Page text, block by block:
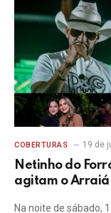
COBERTURAS 19 de
Netinho do
agitam o
Na noite de sábado,